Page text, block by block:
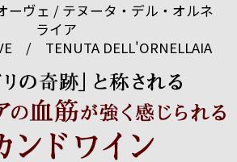
ーヴェ / テヌータ・デル・オルネ
ライア
/ TENUTA DELL'ORNELLAIA